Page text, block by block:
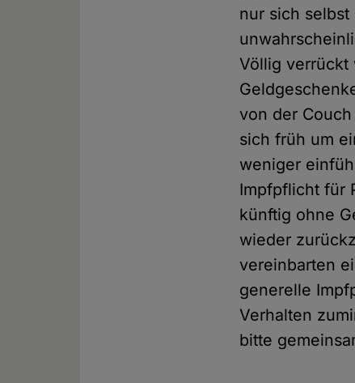
nur sich
Völlig verrückt
von der
sich früh um
weniger
Impfpflicht für
künftig ohne
wieder
vereinbarten
generelle
Verhalten
bitte